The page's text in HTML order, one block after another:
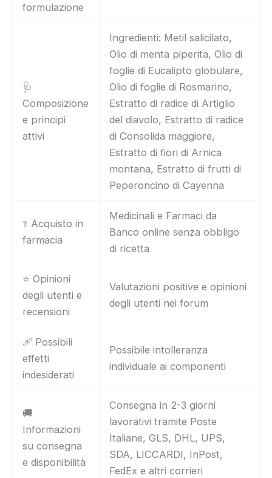
formulazione
🩺
Composizione
e principi
attivi
Ingredienti: Metil salicilato,
Olio di menta piperita, Olio di
foglie di Eucalipto globulare,
Olio di foglie di Rosmarino,
Estratto di radice di Artiglio
del diavolo, Estratto di radice
di Consolida maggiore,
Estratto di fiori di Arnica
montana, Estratto di frutti di
Peperoncino di Cayenna
⚕️ Acquisto in
farmacia
Medicinali e Farmaci da
Banco online senza obbligo
di ricetta
⭐ Opinioni
degli utenti e
recensioni
Valutazioni positive e opinioni
degli utenti nei forum
🩹 Possibili
effetti
indesiderati
Possibile intolleranza
individuale ai componenti
🚚
Informazioni
su consegna
e disponibilità
Consegna in 2-3 giorni
lavorativi tramite Poste
Italiane, GLS, DHL, UPS,
SDA, LICCARDI, InPost,
FedEx e altri corrieri